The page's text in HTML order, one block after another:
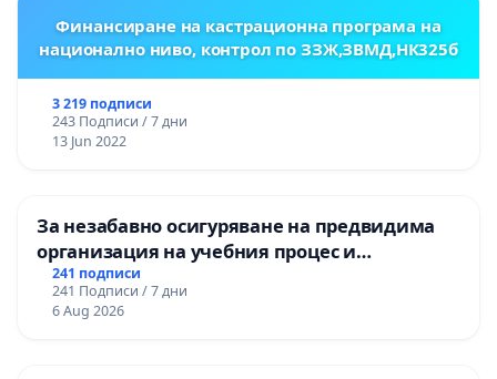
Финансиране на кастрационна програма на
национално ниво, контрол по ЗЗЖ,ЗВМД,НК325б
3 219 подписи
243 Подписи / 7 дни
13 Jun 2022
За незабавно осигуряване на предвидима
организация на учебния процес и
гарантиране на правото на равнопоставено
и качествено образование на учениците от
ОУ „Княз Александър I“ и Хуманитарна
241 подписи
241 Подписи / 7 дни
6 Aug 2026